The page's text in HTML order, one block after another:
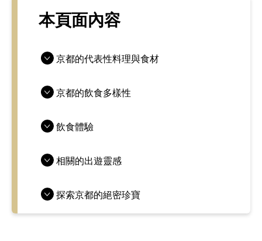
本頁面內容
京都的代表性料理與食材
京都的飲食多樣性
飲食體驗
相關的出遊靈感
探索京都的絕密珍寶